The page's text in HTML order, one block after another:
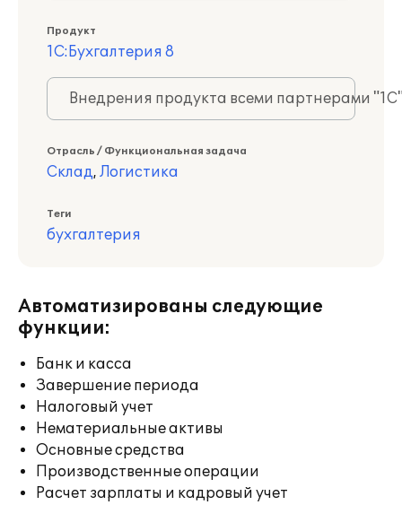
Продукт
1С:Бухгалтерия 8
Внедрения продукта всеми партнерами
Отрасль / Функциональная задача
Склад, Логистика
Теги
бухгалтерия
Автоматизированы следующие
функции:
Банк и касса
Завершение периода
Налоговый учет
Нематериальные активы
Основные средства
Производственные операции
Расчет зарплаты и кадровый учет